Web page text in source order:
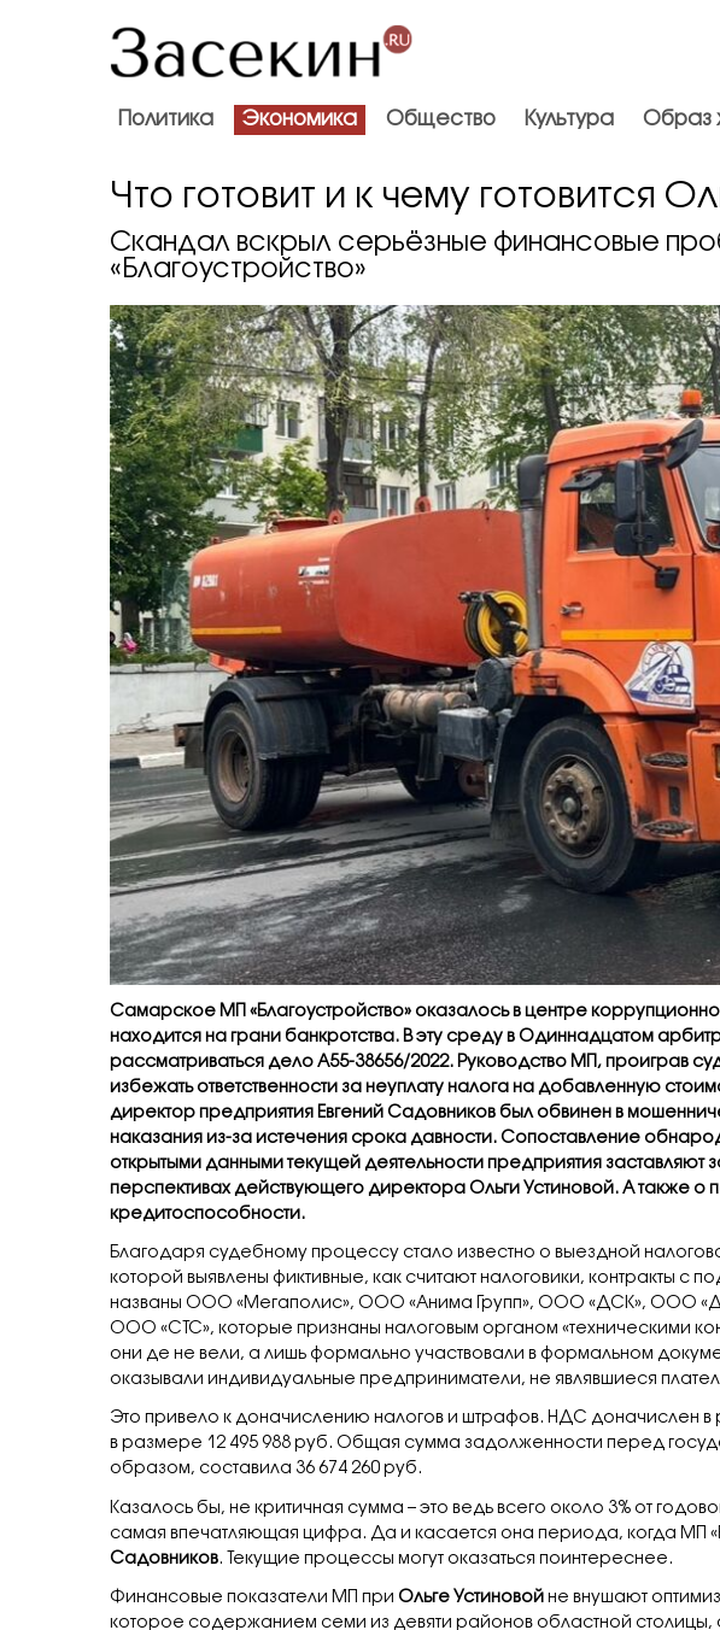
Политика Экономика Общество Культура Образ
Что готовит и к чему готовится
Скандал вскрыл серьёзные финансовые
«Благоустройство»
Самарское МП «Благоустройство» оказалось в центре
находится на грани банкротства. В эту среду в Одиннадцатом
рассматриваться дело А55-38656/2022. Руководство МП, проиграв
избежать ответственности за неуплату налога на добавленную
директор предприятия Евгений Садовников был обвинен в
наказания из-за истечения срока давности. Сопоставление
открытыми данными текущей деятельности предприятия заставляют
перспективах действующего директора Ольги Устиновой. А также о
кредитоспособности.
Благодаря судебному процессу стало известно о выездной
которой выявлены фиктивные, как считают налоговики, контракты с
названы ООО «Мегаполис», ООО «Анима Групп», ООО «ДСК», ООО
ООО «СТС», которые признаны налоговым органом «техническими
они де не вели, а лишь формально участвовали в формальном
оказывали индивидуальные предприниматели, не являвшиеся
Это привело к доначислению налогов и штрафов. НДС доначислен в
в размере 12 495 988 руб. Общая сумма задолженности перед
образом, составила 36 674 260 руб.
Казалось бы, не критичная сумма – это ведь всего около 3% от
самая впечатляющая цифра. Да и касается она периода, когда МП
Садовников. Текущие процессы могут оказаться поинтереснее.
Финансовые показатели МП при Ольге Устиновой не внушают
которое содержанием семи из девяти районов областной